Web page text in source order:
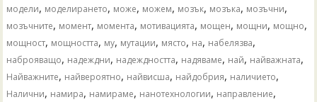
модели, моделирането, може, можем, мозък, мозъка, мозъчни,
мозъчните, момент, момента, мотивацията, мощен, мощни, мощно,
мощност, мощността, му, мутации, място, на, набелязва,
наброяващо, надеждни, надеждността, надяваме, най, найважната,
Найважните, найвероятно, найвисша, найдобрия, наличието,
Налични, намира, намираме, нанотехнологии, направление,